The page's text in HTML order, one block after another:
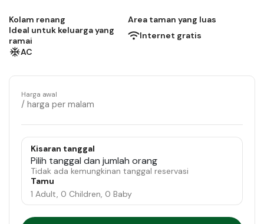
Kolam renang
Area taman yang luas
Ideal untuk keluarga yang
ramai
Internet gratis
AC
Harga awal
/ harga per malam
Kisaran tanggal
Pilih tanggal dan jumlah orang
Tidak ada kemungkinan tanggal reservasi
Tamu
1 Adult, 0 Children, 0 Baby